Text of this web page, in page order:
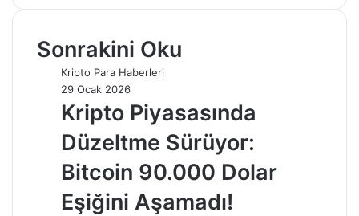
Sonrakini Oku
Kripto Para Haberleri
29 Ocak 2026
Kripto Piyasasında
Düzeltme Sürüyor:
Bitcoin 90.000 Dolar
Eşiğini Aşamadı!